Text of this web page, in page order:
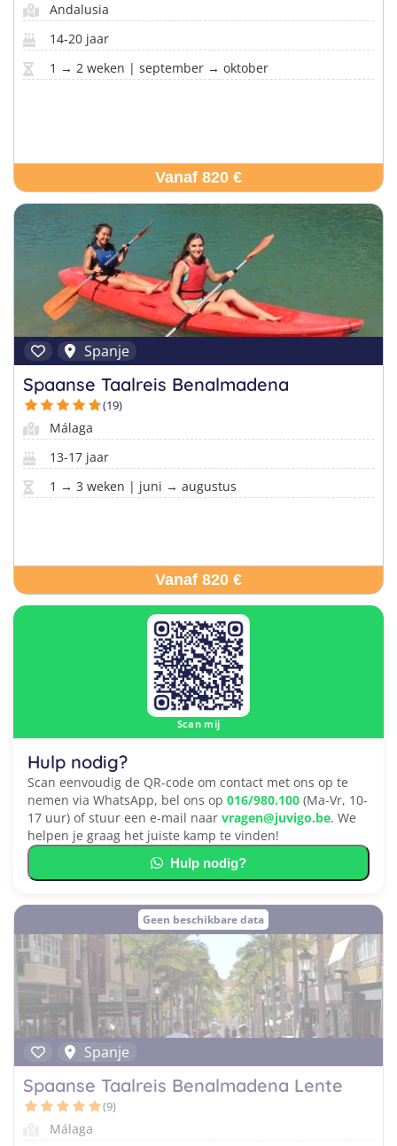
Andalusia
14-20 jaar
1 → 2 weken | september → oktober
Vanaf 820 €
Spanje
Spaanse Taalreis Benalmadena
(19)
Málaga
13-17 jaar
1 → 3 weken | juni → augustus
Vanaf 820 €
Scan mij
Hulp nodig?
Scan eenvoudig de QR-code om contact met ons op te
nemen via WhatsApp, bel ons op 016/980.100 (Ma-Vr, 10-
17 uur) of stuur een e-mail naar vragen@juvigo.be. We
helpen je graag het juiste kamp te vinden!
Hulp nodig?
Geen beschikbare data
Spanje
Spaanse Taalreis Benalmadena Lente
(9)
Málaga